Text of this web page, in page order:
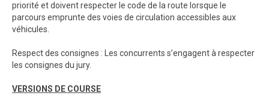
priorité et doivent respecter le code de la route lorsque le
parcours emprunte des voies de circulation accessibles aux
véhicules.
Respect des consignes : Les concurrents s’engagent à respecter
les consignes du jury.
VERSIONS DE COURSE